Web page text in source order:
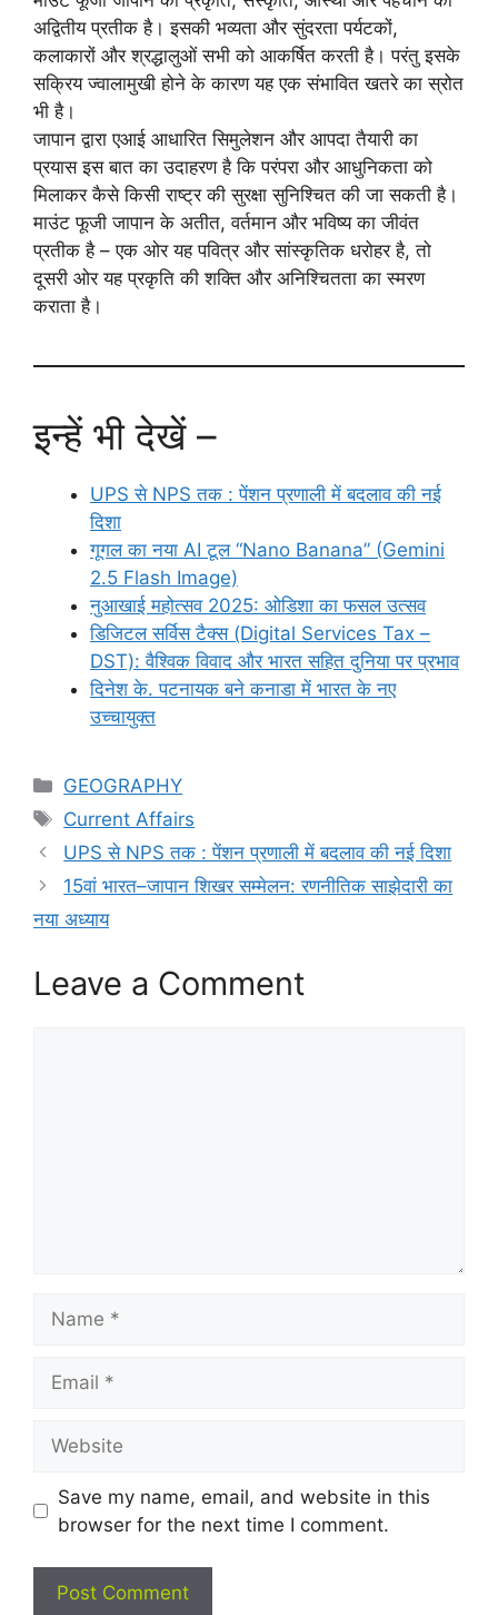
अद्वितीय प्रतीक है। इसकी भव्यता और सुंदरता पर्यटकों,
कलाकारों और श्रद्धालुओं सभी को आकर्षित करती है। परंतु इसके
सक्रिय ज्वालामुखी होने के कारण यह एक संभावित खतरे का स्रोत
भी है।
जापान द्वारा एआई आधारित सिमुलेशन और आपदा तैयारी का
प्रयास इस बात का उदाहरण है कि परंपरा और आधुनिकता को
मिलाकर कैसे किसी राष्ट्र की सुरक्षा सुनिश्चित की जा सकती है।
माउंट फूजी जापान के अतीत, वर्तमान और भविष्य का जीवंत
प्रतीक है – एक ओर यह पवित्र और सांस्कृतिक धरोहर है, तो
दूसरी ओर यह प्रकृति की शक्ति और अनिश्चितता का स्मरण
कराता है।
इन्हें भी देखें –
UPS से NPS तक : पेंशन प्रणाली में बदलाव की नई
दिशा
गूगल का नया AI टूल “Nano Banana” (Gemini
2.5 Flash Image)
नुआखाई महोत्सव 2025: ओडिशा का फसल उत्सव
डिजिटल सर्विस टैक्स (Digital Services Tax –
DST): वैश्विक विवाद और भारत सहित दुनिया पर प्रभाव
दिनेश के. पटनायक बने कनाडा में भारत के नए
उच्चायुक्त
Categories
GEOGRAPHY
Tags
Current Affairs
UPS से NPS तक : पेंशन प्रणाली में बदलाव की नई दिशा
15वां भारत–जापान शिखर सम्मेलन: रणनीतिक साझेदारी का
नया अध्याय
Leave a Comment
Save my name, email, and website in this
browser for the next time I comment.